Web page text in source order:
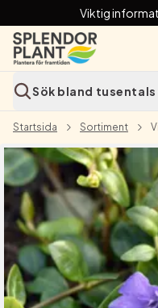
Viktig
Sök bland
Startsida Sortiment